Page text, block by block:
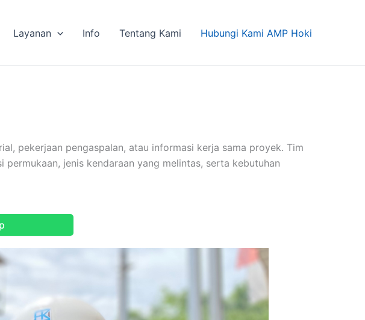
Layanan Info Tentang Kami Hubungi Kami AMP Hoki
pekerjaan pengaspalan, atau informasi kerja sama proyek. Tim
jenis kendaraan yang melintas, serta kebutuhan